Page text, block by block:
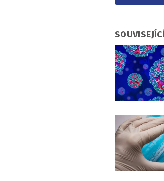
SOUVISEJÍCÍ